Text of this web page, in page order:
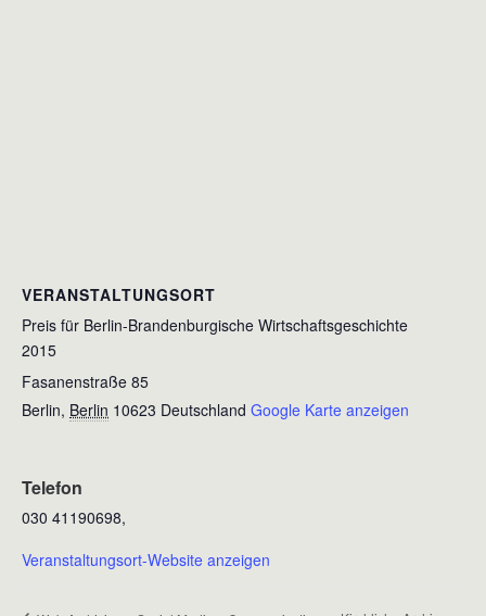
VERANSTALTUNGSORT
Preis für Berlin-Brandenburgische Wirtschaftsgeschichte
2015
Fasanenstraße 85
Berlin, Berlin 10623 Deutschland Google Karte anzeigen
Telefon
030 41190698,
Veranstaltungsort-Website anzeigen